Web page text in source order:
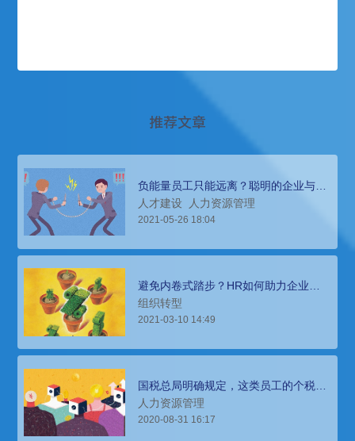
推荐文章
负能量员工只能远离？聪明的企业与
HR这样做
人才建设 人力资源管理
2021-05-26 18:04
避免内卷式踏步？HR如何助力企业破
局
组织转型
2021-03-10 14:49
国税总局明确规定，这类员工的个税计
算方式要变了！
人力资源管理
2020-08-31 16:17